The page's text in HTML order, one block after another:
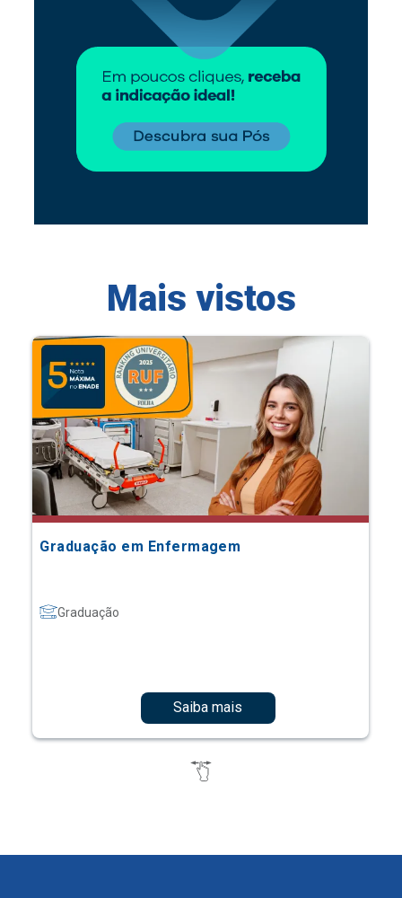
Mais vistos
Graduação em Enfermagem
Graduação
Saiba mais